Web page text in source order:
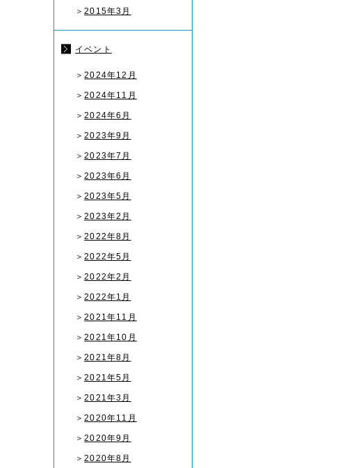
＞2015年3月
イベント
＞2024年12月
＞2024年11月
＞2024年6月
＞2023年9月
＞2023年7月
＞2023年6月
＞2023年5月
＞2023年2月
＞2022年8月
＞2022年5月
＞2022年2月
＞2022年1月
＞2021年11月
＞2021年10月
＞2021年8月
＞2021年5月
＞2021年3月
＞2020年11月
＞2020年9月
＞2020年8月